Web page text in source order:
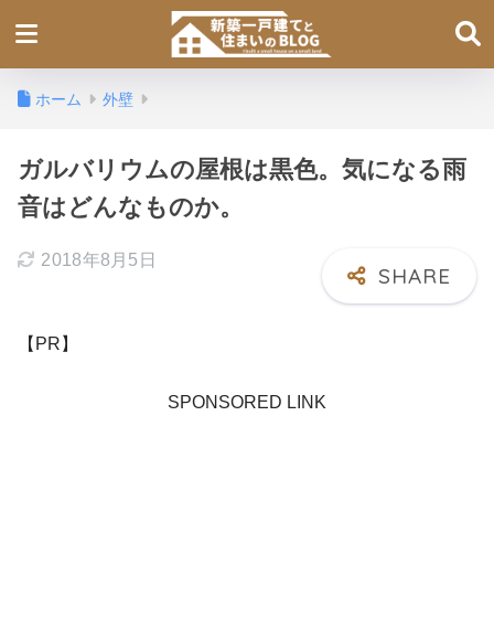
ホーム 外壁
ガルバリウムの屋根は黒色。気になる雨
音はどんなものか。
2018年8月5日
【PR】
SPONSORED LINK